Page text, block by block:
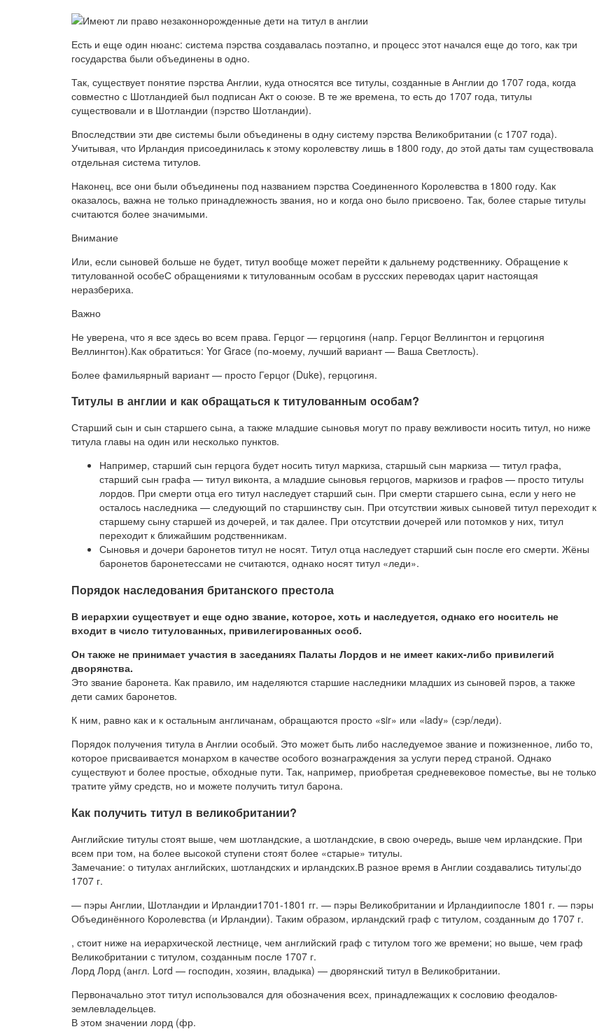
Есть и еще один нюанс: система пэрства создавалась поэтапно, и процесс этот начался еще до того, как три
государства были объединены в одно.
Так, существует понятие пэрства Англии, куда относятся все титулы, созданные в Англии до 1707 года, когда
совместно с Шотландией был подписан Акт о союзе. В те же времена, то есть до 1707 года, титулы
существовали и в Шотландии (пэрство Шотландии).
Впоследствии эти две системы были объединены в одну систему пэрства Великобритании (с 1707 года).
Учитывая, что Ирландия присоединилась к этому королевству лишь в 1800 году, до этой даты там существовала
отдельная система титулов.
Наконец, все они были объединены под названием пэрства Соединенного Королевства в 1800 году. Как
оказалось, важна не только принадлежность звания, но и когда оно было присвоено. Так, более старые титулы
считаются более значимыми.
Внимание
Или, если сыновей больше не будет, титул вообще может перейти к дальнему родственнику. Обращение к
титулованной особеС обращениями к титулованным особам в руссских переводах царит настоящая
неразбериха.
Важно
Не уверена, что я все здесь во всем права. Герцог — герцогиня (напр. Герцог Веллингтон и герцогиня
Веллингтон).Как обратиться: Yor Grace (по-моему, лучший вариант — Ваша Светлость).
Более фамильярный вариант — просто Герцог (Duke), герцогиня.
Титулы в англии и как обращаться к титулованным особам?
Старший сын и сын старшего сына, а также младшие сыновья могут по праву вежливости носить титул, но ниже
титула главы на один или несколько пунктов.
Например, старший сын герцога будет носить титул маркиза, старшый сын маркиза — титул графа,
старший сын графа — титул виконта, а младшие сыновья герцогов, маркизов и графов — просто титулы
лордов. При смерти отца его титул наследует старший сын. При смерти старшего сына, если у него не
осталось наследника — следующий по старшинству сын. При отсутствии живых сыновей титул переходит к
старшему сыну старшей из дочерей, и так далее. При отсутствии дочерей или потомков у них, титул
переходит к ближайшим родственникам.
Сыновья и дочери баронетов титул не носят. Титул отца наследует старший сын после его смерти. Жёны
баронетов баронетессами не считаются, однако носят титул «леди».
Порядок наследования британского престола
В иерархии существует и еще одно звание, которое, хоть и наследуется, однако его носитель не
входит в число титулованных, привилегированных особ.
Он также не принимает участия в заседаниях Палаты Лордов и не имеет каких-либо привилегий
дворянства.
Это звание баронета. Как правило, им наделяются старшие наследники младших из сыновей пэров, а также
дети самих баронетов.
К ним, равно как и к остальным англичанам, обращаются просто «sir» или «lady» (сэр/леди).
Порядок получения титула в Англии особый. Это может быть либо наследуемое звание и пожизненное, либо то,
которое присваивается монархом в качестве особого вознаграждения за услуги перед страной. Однако
существуют и более простые, обходные пути. Так, например, приобретая средневековое поместье, вы не только
тратите уйму средств, но и можете получить титул барона.
Как получить титул в великобритании?
Английские титулы стоят выше, чем шотландские, а шотландские, в свою очередь, выше чем ирландские. При
всем при том, на более высокой ступени стоят более «старые» титулы.
Замечание: о титулах английских, шотландских и ирландских.В разное время в Англии создавались титулы:до
1707 г.
— пэры Англии, Шотландии и Ирландии1701-1801 гг. — пэры Великобритании и Ирландиипосле 1801 г. — пэры
Объединённого Королевства (и Ирландии). Таким образом, ирландский граф с титулом, созданным до 1707 г.
, стоит ниже на иерархической лестнице, чем английский граф с титулом того же времени; но выше, чем граф
Великобритании с титулом, созданным после 1707 г.
Лорд Лорд (англ. Lord — господин, хозяин, владыка) — дворянский титул в Великобритании.
Первоначально этот титул использовался для обозначения всех, принадлежащих к сословию феодалов-
землевладельцев.
В этом значении лорд (фр.